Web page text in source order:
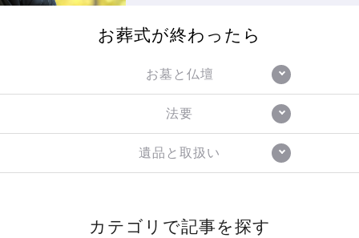
お葬式が終わったら
お墓と仏壇
法要
遺品と取扱い
カテゴリで記事を探す